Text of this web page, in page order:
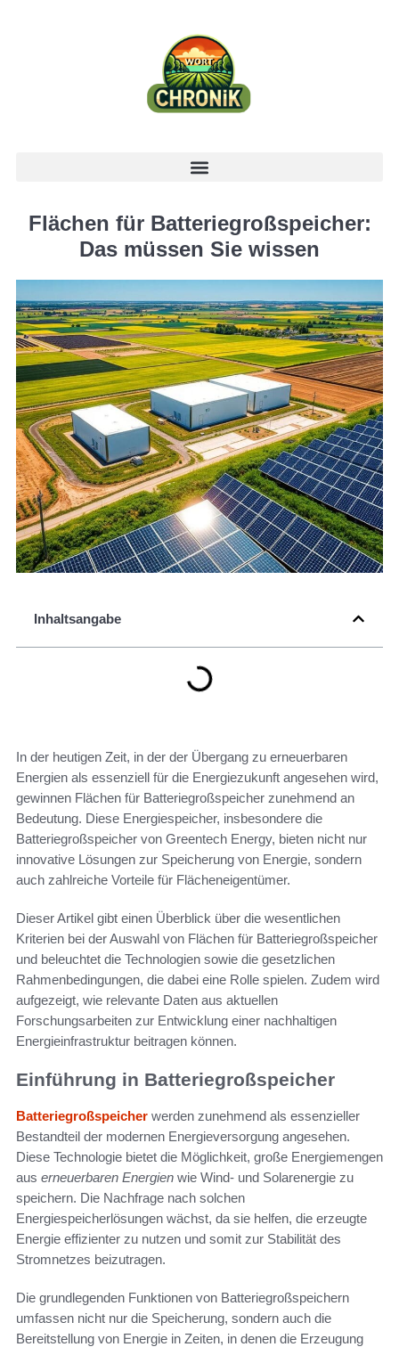
Flächen für Batteriegroßspeicher:
Das müssen Sie wissen
Inhaltsangabe
In der heutigen Zeit, in der der Übergang zu erneuerbaren
Energien als essenziell für die Energiezukunft angesehen wird,
gewinnen Flächen für Batteriegroßspeicher zunehmend an
Bedeutung. Diese Energiespeicher, insbesondere die
Batteriegroßspeicher von Greentech Energy, bieten nicht nur
innovative Lösungen zur Speicherung von Energie, sondern
auch zahlreiche Vorteile für Flächeneigentümer.
Dieser Artikel gibt einen Überblick über die wesentlichen
Kriterien bei der Auswahl von Flächen für Batteriegroßspeicher
und beleuchtet die Technologien sowie die gesetzlichen
Rahmenbedingungen, die dabei eine Rolle spielen. Zudem wird
aufgezeigt, wie relevante Daten aus aktuellen
Forschungsarbeiten zur Entwicklung einer nachhaltigen
Energieinfrastruktur beitragen können.
Einführung in Batteriegroßspeicher
Batteriegroßspeicher werden zunehmend als essenzieller
Bestandteil der modernen Energieversorgung angesehen.
Diese Technologie bietet die Möglichkeit, große Energiemengen
aus erneuerbaren Energien wie Wind- und Solarenergie zu
speichern. Die Nachfrage nach solchen
Energiespeicherlösungen wächst, da sie helfen, die erzeugte
Energie effizienter zu nutzen und somit zur Stabilität des
Stromnetzes beizutragen.
Die grundlegenden Funktionen von Batteriegroßspeichern
umfassen nicht nur die Speicherung, sondern auch die
Bereitstellung von Energie in Zeiten, in denen die Erzeugung